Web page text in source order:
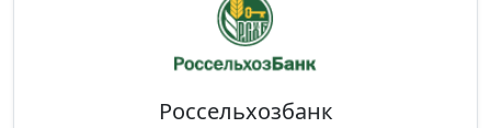
Россельхозбанк